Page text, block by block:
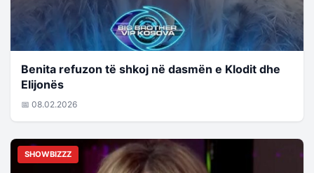
Benita refuzon të shkoj në dasmën e Klodit dhe
Elijonës
📅 08.02.2026
SHOWBIZZZ